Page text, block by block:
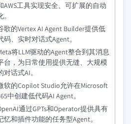
AWS工具实现安全、可扩展的自动
。
歌的Vertex AI Agent Builder提供低
码、实时对话式Agent。
将LLM驱动的Agent整合到其消息
台，为日常使用提供无缝、大规模
对话式AI。
软的Copilot Studio允许在Microsoft
中创建低代码AI Agent。
通过GPTs和Operator提供具有
忆和插件功能的任务型Agent。